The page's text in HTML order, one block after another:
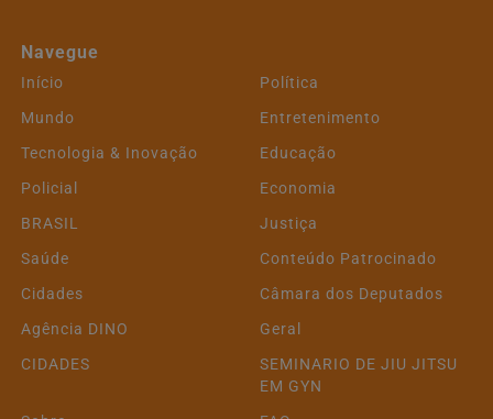
Navegue
Início
Política
Mundo
Entretenimento
Tecnologia & Inovação
Educação
Policial
Economia
BRASIL
Justiça
Saúde
Conteúdo Patrocinado
Cidades
Câmara dos Deputados
Agência DINO
Geral
CIDADES
SEMINARIO DE JIU JITSU
EM GYN